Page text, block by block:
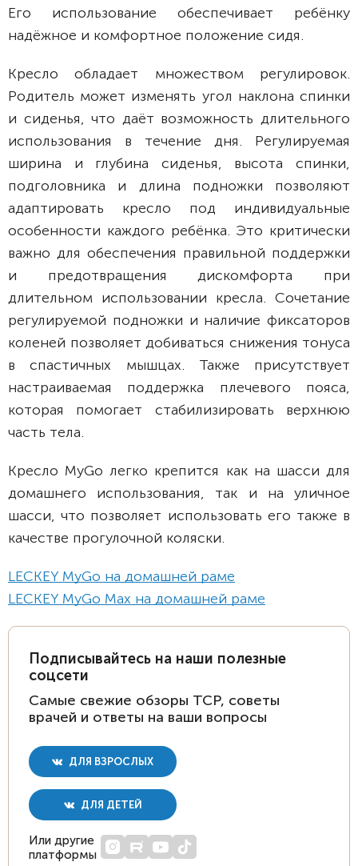
Его использование обеспечивает ребёнку
надёжное и комфортное положение сидя.
Кресло обладает множеством регулировок.
Родитель может изменять угол наклона спинки
и сиденья, что даёт возможность длительного
использования в течение дня. Регулируемая
ширина и глубина сиденья, высота спинки,
подголовника и длина подножки позволяют
адаптировать кресло под индивидуальные
особенности каждого ребёнка. Это критически
важно для обеспечения правильной поддержки
и предотвращения дискомфорта при
длительном использовании кресла. Сочетание
регулируемой подножки и наличие фиксаторов
коленей позволяет добиваться снижения тонуса
в спастичных мышцах. Также присутствует
настраиваемая поддержка плечевого пояса,
которая помогает стабилизировать верхнюю
часть тела.
Кресло MyGo легко крепится как на шасси для
домашнего использования, так и на уличное
шасси, что позволяет использовать его также в
качестве прогулочной коляски.
LECKEY MyGo на домашней раме
LECKEY MyGo Max на домашней раме
Подписывайтесь на наши полезные
соцсети
Самые свежие обзоры ТСР, советы
врачей и ответы на ваши вопросы
ДЛЯ ВЗРОСЛЫХ
ДЛЯ ДЕТЕЙ
Или другие
платформы